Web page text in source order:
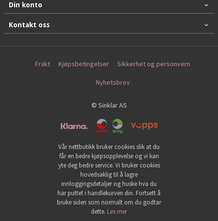
Din konto
Kontakt oss
Frakt Kjøpsbetingelser Sikkerhet og personvern
Nyhetsbrev
© Sinklar AS
Vår nettbutikk bruker cookies slik at du
får en bedre kjøpsopplevelse og vi kan
yte deg bedre service. Vi bruker cookies
hovedsaklig til å lagre
innloggingsdetaljer og huske hva du
har puttet i handlekurven din. Fortsett å
bruke siden som normalt om du godtar
dette. Les mer